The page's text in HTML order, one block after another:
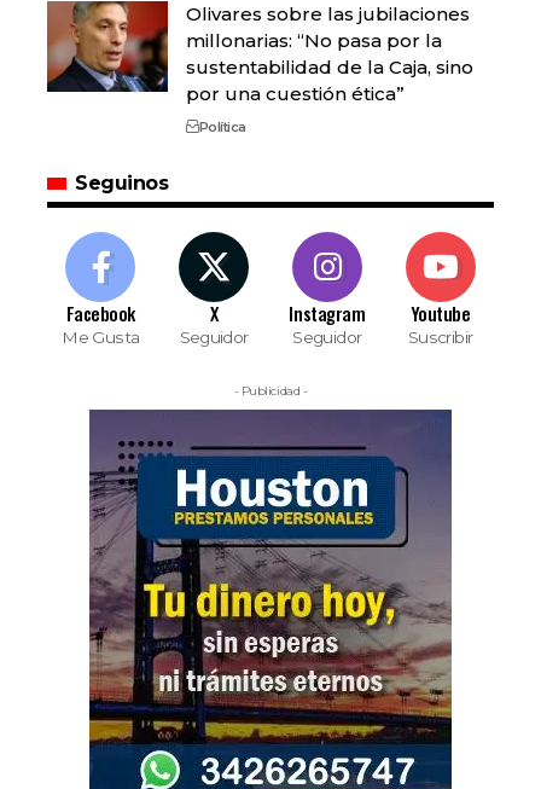
Olivares sobre las jubilaciones
millonarias: “No pasa por la
sustentabilidad de la Caja, sino
por una cuestión ética”
Política
Seguinos
Facebook
Me Gusta
X
Seguidor
Instagram
Seguidor
Youtube
Suscribir
- Publicidad -